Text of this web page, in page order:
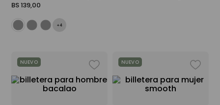
BS139,00
+4
NUEVO NUEVO